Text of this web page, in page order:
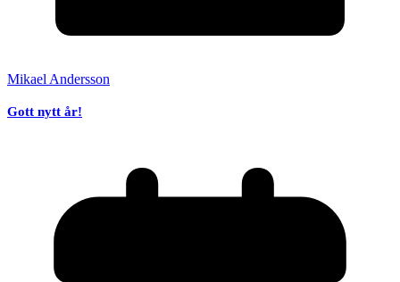
Mikael Andersson
Gott nytt år!